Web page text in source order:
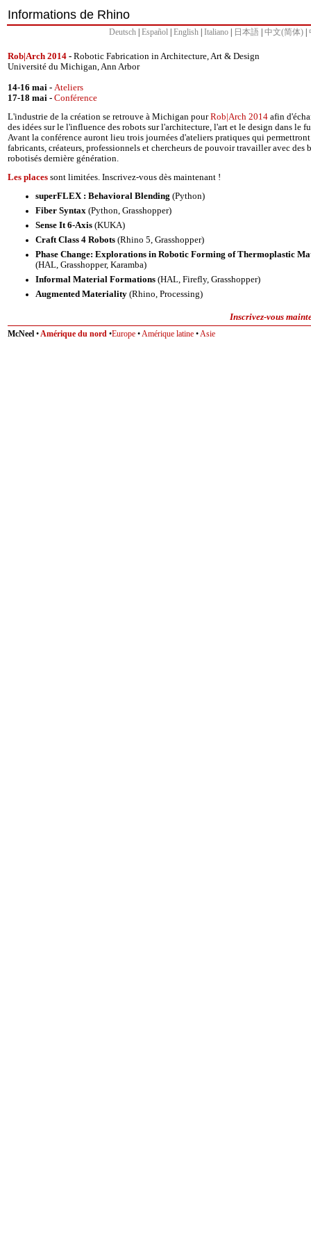
Informations de Rhino
Deutsch Español English Italiano 日本語 中文(简体)
Rob|Arch 2014 - Robotic Fabrication in Architecture, Art & Design
Université du Michigan, Ann Arbor
14-16 mai - Ateliers
17-18 mai - Conférence
L'industrie de la création se retrouve à Michigan pourRob|Arch 2014 afin
des idées sur le l'influence des robots sur l'architecture, l'art et le design dans le
Avant la conférence auront lieu trois journées d'ateliers pratiques qui
fabricants, créateurs, professionnels et chercheurs de pouvoir travailler avec des
robotisés dernière génération.
Les places sont limitées. Inscrivez-vous dès maintenant !
superFLEX : Behavioral Blending (Python)
Fiber Syntax (Python, Grasshopper)
Sense It 6-Axis (KUKA)
Craft Class 4 Robots (Rhino 5, Grasshopper)
Phase Change: Explorations in Robotic Forming of Thermoplastic
(HAL, Grasshopper, Karamba)
Informal Material Formations (HAL, Firefly, Grasshopper)
Augmented Materiality (Rhino, Processing)
Inscrivez-vous
McNeel •Amérique du nord •Europe •Amérique latine •Asie